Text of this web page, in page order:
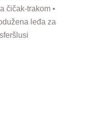
čičak-trakom •
leđa za